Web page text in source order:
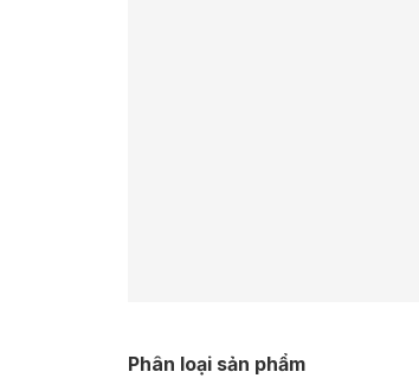
Phân loại sản phẩm